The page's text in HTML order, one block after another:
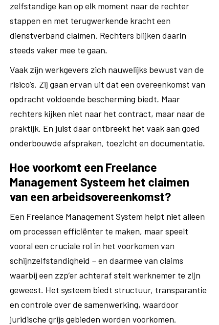
zelfstandige kan op elk moment naar de rechter
stappen en met terugwerkende kracht een
dienstverband claimen. Rechters blijken daarin
steeds vaker mee te gaan.
Vaak zijn werkgevers zich nauwelijks bewust van de
risico’s. Zij gaan ervan uit dat een overeenkomst van
opdracht voldoende bescherming biedt. Maar
rechters kijken niet naar het contract, maar naar de
praktijk. En juist daar ontbreekt het vaak aan goed
onderbouwde afspraken, toezicht en documentatie.
Hoe voorkomt een Freelance
Management Systeem het claimen
van een arbeidsovereenkomst?
Een Freelance Management System helpt niet alleen
om processen efficiënter te maken, maar speelt
vooral een cruciale rol in het voorkomen van
schijnzelfstandigheid – en daarmee van claims
waarbij een zzp’er achteraf stelt werknemer te zijn
geweest. Het systeem biedt structuur, transparantie
en controle over de samenwerking, waardoor
juridische grijs gebieden worden voorkomen.